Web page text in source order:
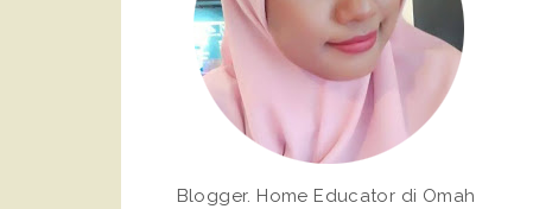
Blogger. Home Educator di Omah